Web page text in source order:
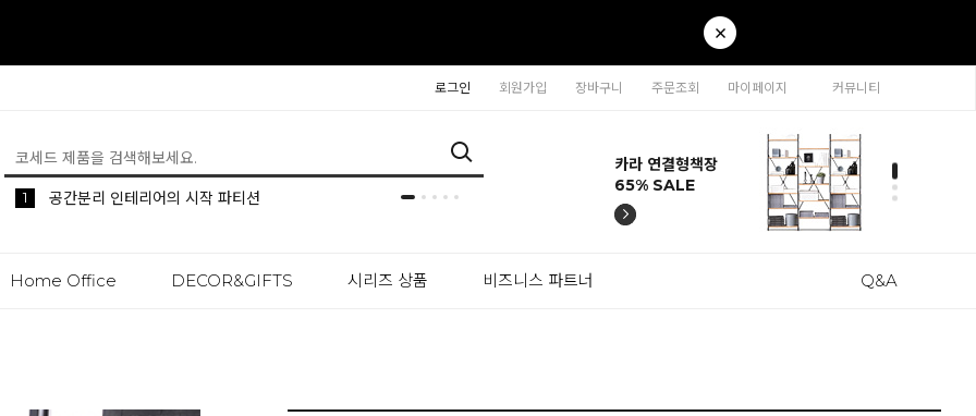
로그인 회원가입 장바구니 주문조회 마이페이지 커뮤니티
5 생활 속 편리한 이동식 사이드 테이블 시리즈
1 공간분리 인테리어의 시작 파티션
2 나만의 높이를 맞춰주는 모션데스크
티나 인테리어의자
57% SALE
카라 연결형책장
65% SALE
이동형 높이조절
테이블 47% SALE
티나 인테리어의자
57% SALE
카라 연결형책장
65% SALE
Home Office DECOR&GIFTS 시리즈 상품 비즈니스 파트너 Q&A